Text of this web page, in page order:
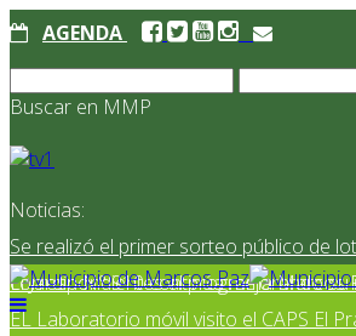
AGENDA
Buscar en MMP
Noticias:
Se realizó el primer sorteo público de
correspondientes al programa Marcos
El Jardín N° 910 continúa mejorando
EL Laboratorio móvil visito el CAPS El